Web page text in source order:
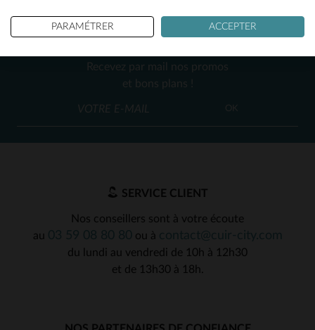
Recevez par mail nos promos
et bons plans !
OK
SERVICE CLIENT
Nos conseillers sont à votre écoute
au
ou à
du lundi au vendredi de 10h à 12h30
et de 13h30 à 18h.
PARAMÉTRER ACCEPTER